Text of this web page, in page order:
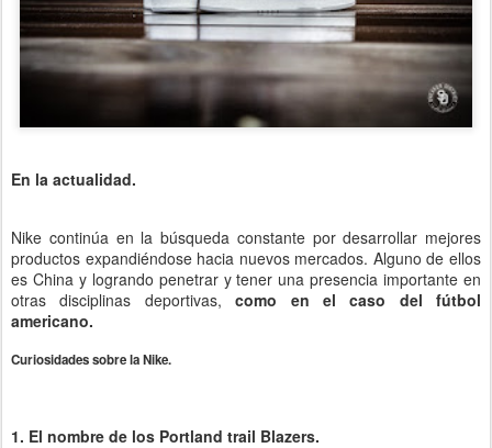
En la actualidad.
Nike continúa en la búsqueda constante por desarrollar mejores
productos expandiéndose hacia nuevos mercados. Alguno de ellos
es China y logrando penetrar y tener una presencia importante en
otras disciplinas deportivas,como en el caso del fútbol
americano.
Curiosidades sobre la Nike.
1. El nombre de los Portland trail Blazers.